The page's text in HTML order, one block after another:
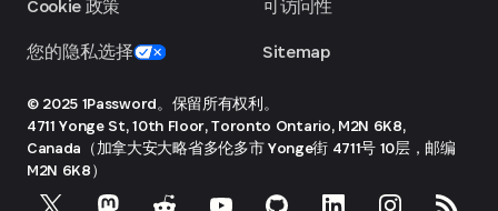
Cookie 政策
您的隐私选择
可访问性
Sitemap
© 2025 1Password。保留所有权利。
4711 Yonge St, 10th Floor, Toronto Ontario, M2N 6K8,
Canada（加拿大安大略省多伦多市 Yonge街 4711号 10层，邮编
M2N 6K8）